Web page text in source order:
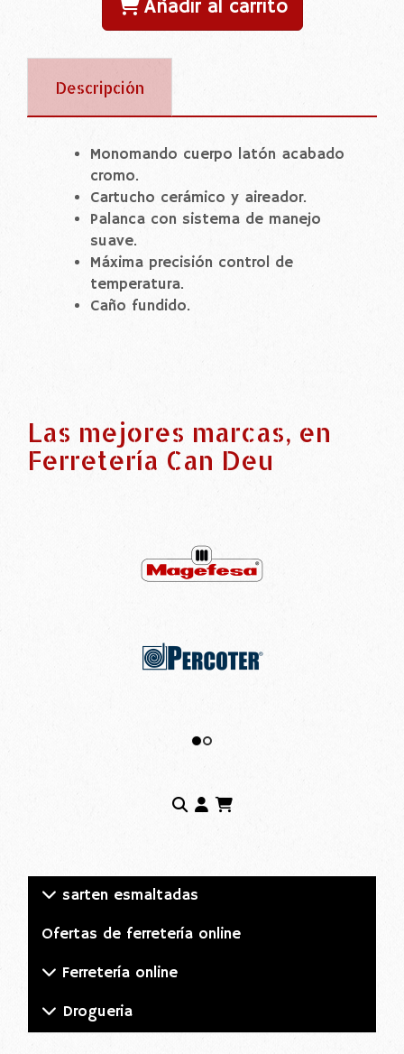
Añadir al carrito
Descripción
Monomando cuerpo latón acabado
cromo.
Cartucho cerámico y aireador.
Palanca con sistema de manejo
suave.
Máxima precisión control de
temperatura.
Caño fundido.
Las mejores marcas, en
Ferretería Can Deu
sarten esmaltadas
Ofertas de ferretería online
Ferretería online
Drogueria